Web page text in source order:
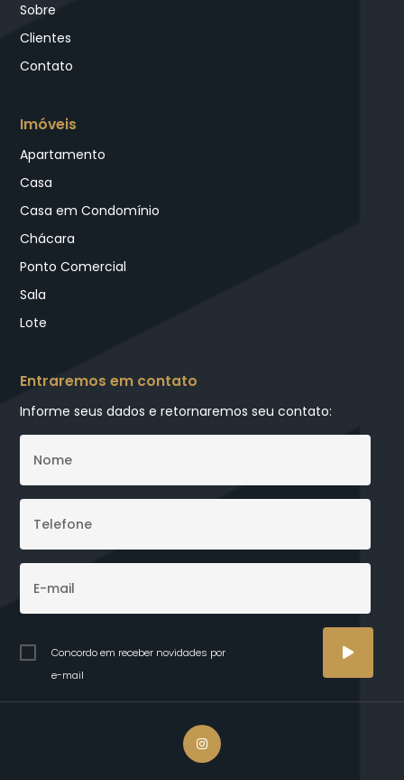
Sobre
Clientes
Contato
Imóveis
Apartamento
Casa
Casa em Condomínio
Chácara
Ponto Comercial
Sala
Lote
Entraremos em contato
Informe seus dados e retornaremos seu contato:
Concordo em receber novidades por
e-mail